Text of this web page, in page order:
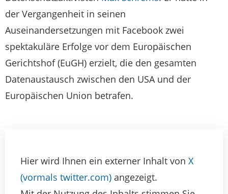
der Vergangenheit in seinen
Auseinandersetzungen mit Facebook zwei
spektakuläre Erfolge vor dem Europäischen
Gerichtshof (EuGH) erzielt, die den gesamten
Datenaustausch zwischen den USA und der
Europäischen Union betrafen.
Hier wird Ihnen ein externer Inhalt von X
(vormals twitter.com) angezeigt.